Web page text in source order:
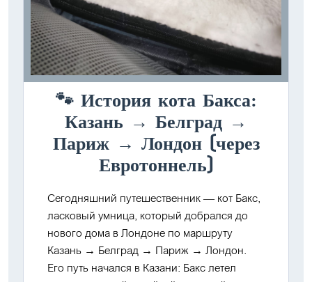
🐾 История кота Бакса:
Казань → Белград →
Париж → Лондон (через
Евротоннель)
Сегодняшний путешественник — кот Бакс,
ласковый умница, который добрался до
нового дома в Лондоне по маршруту
Казань → Белград → Париж → Лондон.
Его путь начался в Казани: Бакс летел